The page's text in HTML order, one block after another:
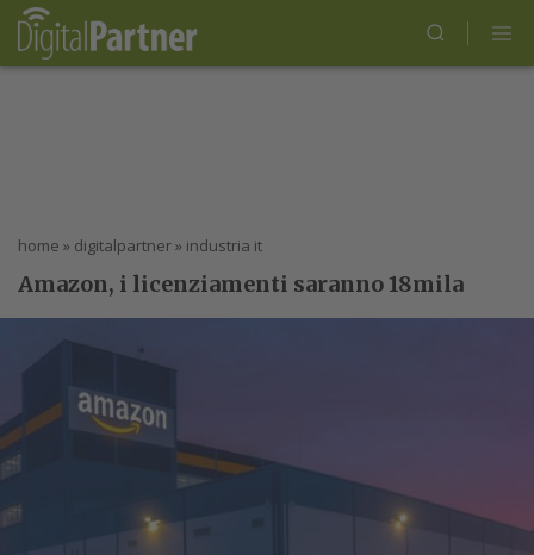
home » digitalpartner» industria it
Amazon, i licenziamenti saranno 18mila